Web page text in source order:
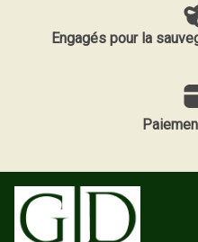
Engagés pour la